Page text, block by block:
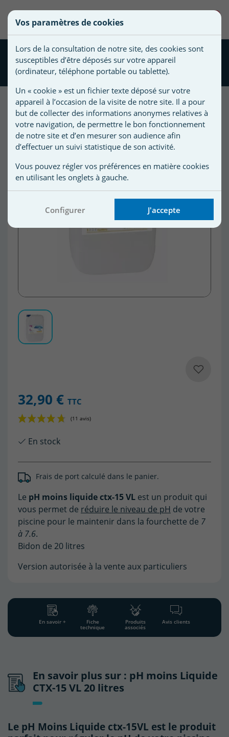
pH moins Liquide CTX-15 VL
20 litres
32,90 € TTC
(11 avis)
En stock
Frais de port calculé dans le panier.
Le pH moins liquide ctx-15 VL est un produit qui
vous permet de réduire le niveau de pH de votre
piscine pour le maintenir dans la fourchette de 7
à 7.6.
Bidon de 20 litres
Version autorisée à la vente aux particuliers
En savoir + Fiche
technique
Produits
associés
Avis clients
En savoir plus sur : pH moins Liquide
CTX-15 VL 20 litres
Le pH Moins Liquide ctx-15VL est le produit
Créer une nouvelle liste
une
liste
Nom de
d'envies
Vous
devez
être
connecté
pour
ajouter
des
produits
à
votre
liste
Vos paramètres de cookies
Lors de la consultation de notre site, des cookies sont
susceptibles d’être déposés sur votre appareil
(ordinateur, téléphone portable ou tablette).
Un « cookie » est un fichier texte déposé sur votre
appareil à l’occasion de la visite de notre site. Il a pour
but de collecter des informations anonymes relatives à
votre navigation, de permettre le bon fonctionnement
de notre site et d’en mesurer son audience afin
d’effectuer un suivi statistique de son activité.
Vous pouvez régler vos préférences en matière cookies
en utilisant les onglets à gauche.
Configurer J'accepte